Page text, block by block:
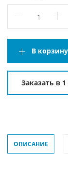
В корзину
Заказать в
ОПИСАНИЕ